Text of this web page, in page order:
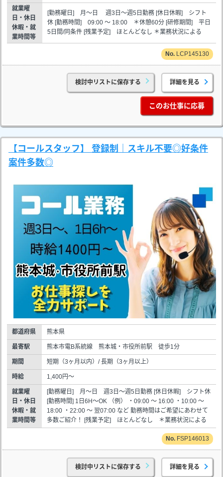
就業曜
日・休日
休暇・就
業時間等
[勤務曜日] 月～日 週3日～週5日勤務 [休日休暇] シフト
休 [勤務時間] 09:00 ～ 18:00 ＊休憩60分 [研修期間] 平日
5日間/同条件 [残業予定] ほとんどなし ＊業務状況による
LCP145130
検討中リストに保存する 詳細を見る
このお仕事に応募
【コールスタッフ】 登録制｜スキル不要◎好条件
案件多数◎
都道府県 熊本県
最寄駅 熊本市電B系統線 熊本城・市役所前駅 徒歩1分
期間 短期（3ヶ月以内）/ 長期（3ヶ月以上）
時給 1,400円～
就業曜
日・休日
休暇・就
業時間等
[勤務曜日] 月～日 週3日～週5日勤務 [休日休暇] シフト休
[勤務時間] 1日6H～OK （例） ・09:00 ～ 16:00 ・10:00 ～
18:00 ・22:00 ～ 翌07:00 など 勤務時間はご希望にあわせて
多数ご紹介！ [残業予定] ほとんどなし ＊業務状況による
FSP146013
検討中リストに保存する 詳細を見る